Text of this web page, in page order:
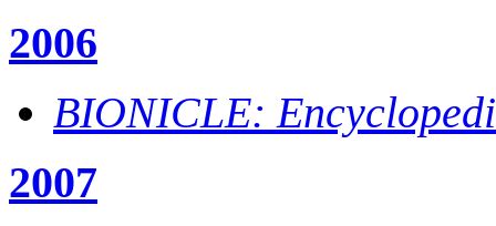
2006
BIONICLE:
2007